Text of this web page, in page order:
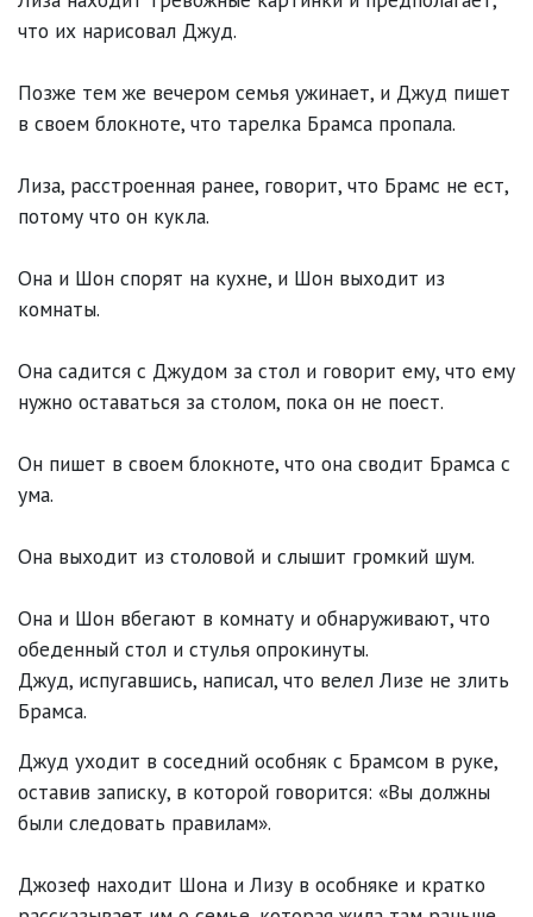
что их нарисовал Джуд.
Позже тем же вечером семья ужинает, и Джуд пишет
в своем блокноте, что тарелка Брамса пропала.
Лиза, расстроенная ранее, говорит, что Брамс не ест,
потому что он кукла.
Она и Шон спорят на кухне, и Шон выходит из
комнаты.
Она садится с Джудом за стол и говорит ему, что ему
нужно оставаться за столом, пока он не поест.
Он пишет в своем блокноте, что она сводит Брамса с
ума.
Она выходит из столовой и слышит громкий шум.
Она и Шон вбегают в комнату и обнаруживают, что
обеденный стол и стулья опрокинуты.
Джуд, испугавшись, написал, что велел Лизе не злить
Брамса.
Джуд уходит в соседний особняк с Брамсом в руке,
оставив записку, в которой говорится: «Вы должны
были следовать правилам».
Джозеф находит Шона и Лизу в особняке и кратко